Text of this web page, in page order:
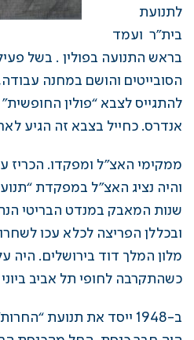
לתנועת
בית”ר ועמד
בראש התנועה בפולין . בשל
הסובייטים והושם במחנה
להתגייס לצבא “פולין
אנדרס. כחייל בצבא זה הגיע
ממקימי האצ”ל ומפקדו. הכריז
והיה נציג האצ”ל במפקדת
שנות המאבק במנדט הבריטי
ובכללן הפריצה לכלא עכו
מלון המלך דוד בירושלים. היה
כשהתקרבה לחופי תל אביב ביוני 1948.
ב-1948 ייסד את תנועת